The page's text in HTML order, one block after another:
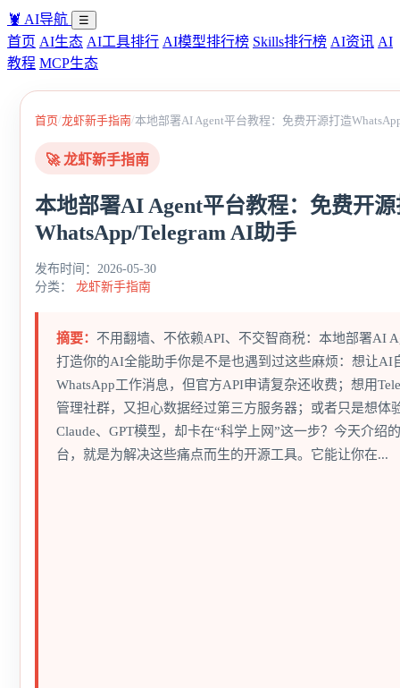
🦞 AI导航 ☰
首页 AI生态 AI工具排行 AI模型排行榜 Skills排行榜 AI资讯 AI
教程 MCP生态
首页/龙虾新手指南/本地部署AI Agent平台教程：免费开源打造
🚀 龙虾新手指南
本地部署AI Agent平台教程：免费开
WhatsApp/Telegram AI助手
发布时间：2026-05-30
分类： 龙虾新手指南
摘要： 不用翻墙、不依赖API、不交智商税：本地部署AI
打造你的AI全能助手你是不是也遇到过这些麻烦：想让AI
WhatsApp工作消息，但官方API申请复杂还收费；想用
管理社群，又担心数据经过第三方服务器；或者只是想体
Claude、GPT模型，却卡在“科学上网”这一步？今天介绍
台，就是为解决这些痛点而生的开源工具。它能让你在...